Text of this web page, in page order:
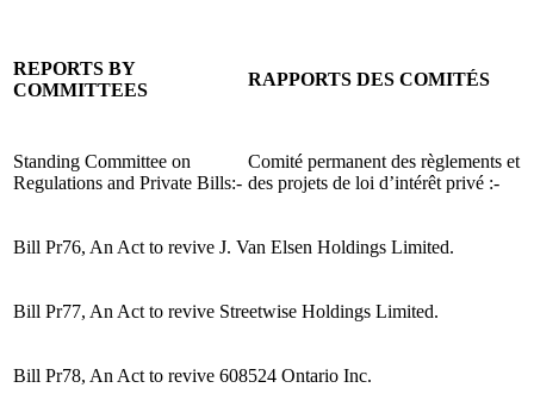
REPORTS BY
COMMITTEES
RAPPORTS DES COMITÉS
Standing Committee on
Regulations and Private Bills:-
Comité permanent des règlements et
des projets de loi d’intérêt privé :-
Bill Pr76, An Act to revive J. Van Elsen Holdings Limited.
Bill Pr77, An Act to revive Streetwise Holdings Limited.
Bill Pr78, An Act to revive 608524 Ontario Inc.